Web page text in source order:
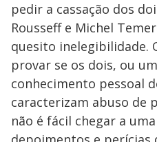
pedir a cassação dos
Rousseff e Michel
quesito inelegibilidade.
provar se os dois, ou
conhecimento pessoal
caracterizam abuso de
não é fácil chegar a